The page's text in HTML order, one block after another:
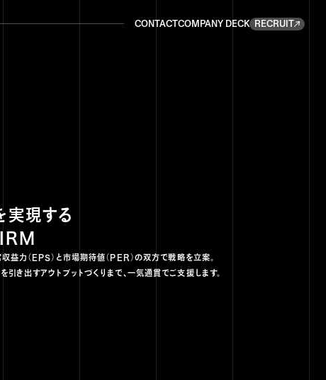
CONTACTCOMPANY DECK
RECRUIT
RECRUIT
現する
益力（EPS）と市場期待値（PER）の双方で戦略を立案。
き出すアウトプットづくりまで、一気通貫でご支援します。